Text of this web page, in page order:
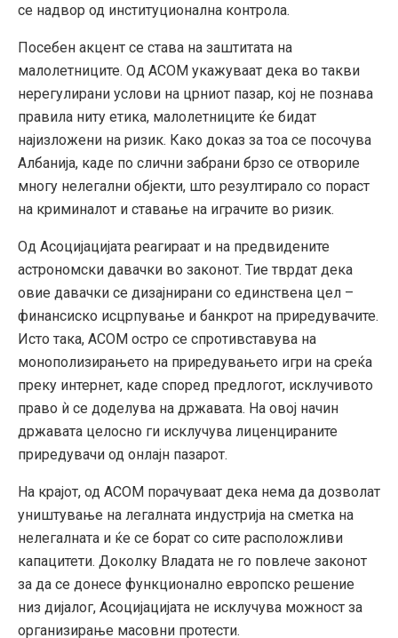
се надвор од институционална контрола.
Посебен акцент се става на заштитата на
малолетниците. Од АСОМ укажуваат дека во такви
нерегулирани услови на црниот пазар, кој не познава
правила ниту етика, малолетниците ќе бидат
најизложени на ризик. Како доказ за тоа се посочува
Албанија, каде по слични забрани брзо се отвориле
многу нелегални објекти, што резултирало со пораст
на криминалот и ставање на играчите во ризик.
Од Асоцијацијата реагираат и на предвидените
астрономски давачки во законот. Тие тврдат дека
овие давачки се дизајнирани со единствена цел –
финансиско исцрпување и банкрот на приредувачите.
Исто така, АСОМ остро се спротивставува на
монополизирањето на приредувањето игри на среќа
преку интернет, каде според предлогот, исклучивото
право ѝ се доделува на државата. На овој начин
државата целосно ги исклучува лиценцираните
приредувачи од онлајн пазарот.
На крајот, од АСОМ порачуваат дека нема да дозволат
уништување на легалната индустрија на сметка на
нелегалната и ќе се борат со сите расположливи
капацитети. Доколку Владата не го повлече законот
за да се донесе функционално европско решение
низ дијалог, Асоцијацијата не исклучува можност за
организирање масовни протести.